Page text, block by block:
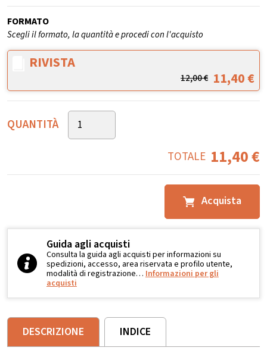
FORMATO
Scegli il formato, la quantità e procedi con l'acquisto
RIVISTA
12,00€ 11,40€
QUANTITÀ
TOTALE 11,40€
Acquista
Guida agli acquisti
Consulta la guida agli acquisti per informazioni su
spedizioni, accesso, area riservata e profilo utente,
modalità di registrazione… Informazioni per gli
acquisti
DESCRIZIONE INDICE